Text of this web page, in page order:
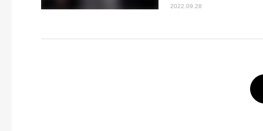
2022.09.28